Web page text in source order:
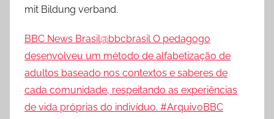
mit Bildung verband.
BBC News Brasil@bbcbrasil O pedagogo
desenvolveu um método de alfabetização de
adultos baseado nos contextos e saberes de
cada comunidade, respeitando as experiências
de vida próprias do indivíduo. #ArquivoBBC